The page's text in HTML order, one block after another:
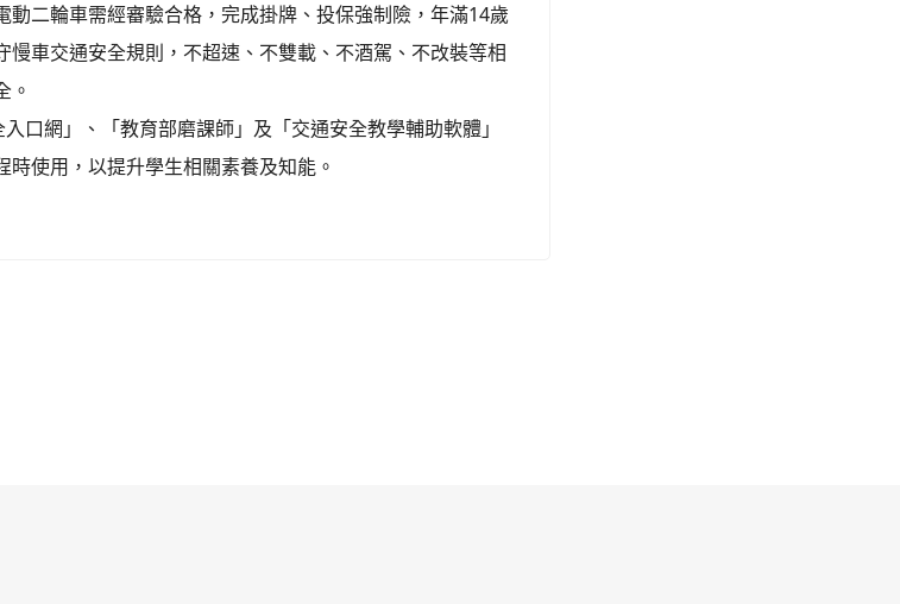
動二輪車需經審驗合格，完成掛牌、投保強制險，年滿14歲
慢車交通安全規則，不超速、不雙載、不酒駕、不改裝等相
。
口網」、「教育部磨課師」及「交通安全教學輔助軟體」
使用，以提升學生相關素養及知能。